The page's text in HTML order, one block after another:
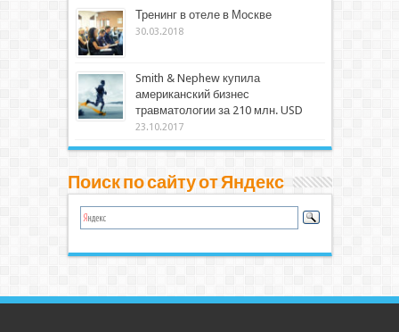
Тренинг в отеле в Москве
30.03.2018
Smith & Nephew купила
американский бизнес
травматологии за 210 млн. USD
23.10.2017
Поиск по сайту от Яндекс